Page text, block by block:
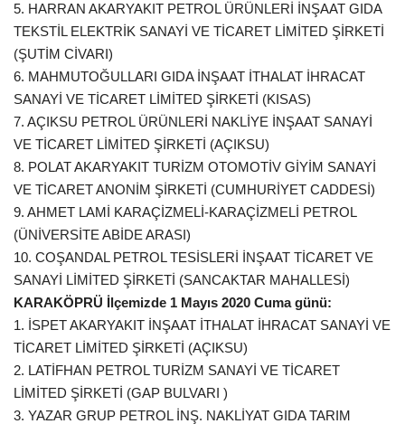
5. HARRAN AKARYAKIT PETROL ÜRÜNLERİ İNŞAAT GIDA
TEKSTİL ELEKTRİK SANAYİ VE TİCARET LİMİTED ŞİRKETİ
(ŞUTİM CİVARI)
6. MAHMUTOĞULLARI GIDA İNŞAAT İTHALAT İHRACAT
SANAYİ VE TİCARET LİMİTED ŞİRKETİ (KISAS)
7. AÇIKSU PETROL ÜRÜNLERİ NAKLİYE İNŞAAT SANAYİ
VE TİCARET LİMİTED ŞİRKETİ (AÇIKSU)
8. POLAT AKARYAKIT TURİZM OTOMOTİV GİYİM SANAYİ
VE TİCARET ANONİM ŞİRKETİ (CUMHURİYET CADDESİ)
9. AHMET LAMİ KARAÇİZMELİ-KARAÇİZMELİ PETROL
(ÜNİVERSİTE ABİDE ARASI)
10. COŞANDAL PETROL TESİSLERİ İNŞAAT TİCARET VE
SANAYİ LİMİTED ŞİRKETİ (SANCAKTAR MAHALLESİ)
KARAKÖPRÜ İlçemizde 1 Mayıs 2020 Cuma günü:
1. İSPET AKARYAKIT İNŞAAT İTHALAT İHRACAT SANAYİ VE
TİCARET LİMİTED ŞİRKETİ (AÇIKSU)
2. LATİFHAN PETROL TURİZM SANAYİ VE TİCARET
LİMİTED ŞİRKETİ (GAP BULVARI )
3. YAZAR GRUP PETROL İNŞ. NAKLİYAT GIDA TARIM